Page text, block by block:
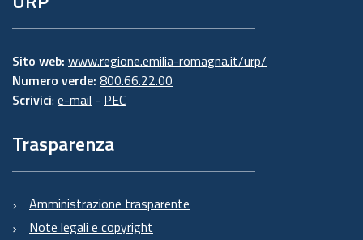
Sito web: www.regione.emilia-romagna.it/urp/
Numero verde: 800.66.22.00
Scrivici: e-mail - PEC
Trasparenza
Amministrazione trasparente
Note legali e copyright